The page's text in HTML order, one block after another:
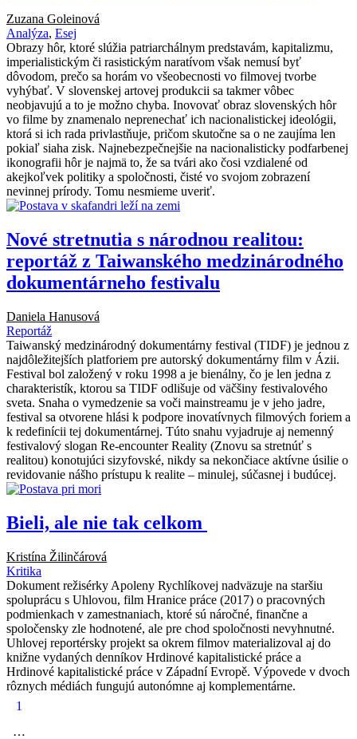
Zuzana Goleinová
Analýza, Esej
Obrazy hôr, ktoré slúžia patriarchálnym predstavám, kapitalizmu,
imperialistickým či rasistickým naratívom však nemusí byť
dôvodom, prečo sa horám vo všeobecnosti vo filmovej tvorbe
vyhýbať. V slovenskej artovej produkcii sa takmer vôbec
neobjavujú a to je možno chyba. Inovovať obraz slovenských hôr
vo filme by znamenalo neprenechať ich nacionalistickej ideológii,
ktorá si ich rada privlastňuje, pričom skutočne sa o ne zaujíma len
pokiaľ siaha zisk. Najnebezpečnejšie na nacionalisticky podfarbenej
ikonografii hôr je najmä to, že sa tvári ako čosi vzdialené od
akejkoľvek politiky a spoločnosti, čisté vo svojom zobrazení
nevinnej prírody. Tomu nesmieme uveriť.
Nové stretnutia s národnou realitou:
reportáž z Taiwanského medzinárodného
dokumentárneho festivalu
Daniela Hanusová
Reportáž
Taiwanský medzinárodný dokumentárny festival (TIDF) je jednou z
najdôležitejších platforiem pre autorský dokumentárny film v Ázii.
Festival bol založený v roku 1998 a je bienálny, čo je len jedna z
charakteristík, ktorou sa TIDF odlišuje od väčšiny festivalového
sveta. Snaha o vymedzenie sa voči mainstreamu je v jeho jadre,
festival sa otvorene hlási k podpore inovatívnych filmových foriem a
k redefinícii tej dokumentárnej. Túto snahu vyjadruje aj nemenný
festivalový slogan Re-encounter Reality (Znovu sa stretnúť s
realitou) konotujúci sizyfovské, nikdy sa nekončiace aktívne úsilie o
revidovanie nášho prístupu k realite – minulej, súčasnej i budúcej.
Bieli, ale nie tak celkom
Kristína Žilinčárová
Kritika
Dokument režisérky Apoleny Rychlíkovej nadväzuje na staršiu
spoluprácu s Uhlovou, film Hranice práce (2017) o pracovných
podmienkach v zamestnaniach, ktoré sú náročné, finančne a
spoločensky zle hodnotené, ale pre chod spoločnosti nevyhnutné.
Uhlovej reportérsky projekt sa okrem filmov materializoval aj do
knižne vydaných denníkov Hrdinové kapitalistické práce a
Hrdinové kapitalistické práce v Západní Evropě. Výpovede v dvoch
rôznych médiách fungujú autonómne aj komplementárne.
1
…